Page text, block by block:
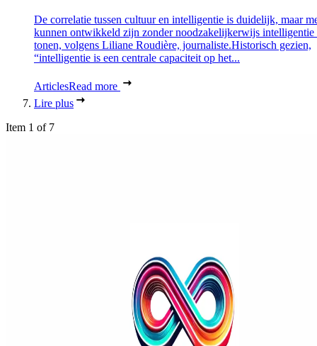
De correlatie tussen cultuur en intelligentie is duidelijk, maar
kunnen ontwikkeld zijn zonder noodzakelijkerwijs intelligentie
tonen, volgens Liliane Roudière, journaliste.Historisch gezien,
“intelligentie is een centrale capaciteit op het...
ArticlesRead more
Lire plus
Item 1 of 7